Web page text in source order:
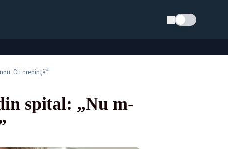
Schimba tema
Cu credință.”
spital: „Nu m-